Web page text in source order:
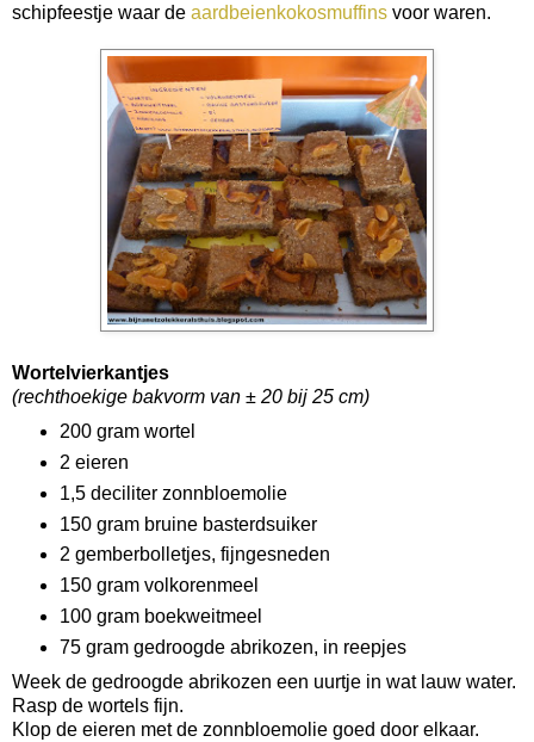
schipfeestje waar de aardbeienkokosmuffins voor waren.
Wortelvierkantjes
(rechthoekige bakvorm van ± 20 bij 25 cm)
200 gram wortel
2 eieren
1,5 deciliter zonnbloemolie
150 gram bruine basterdsuiker
2 gemberbolletjes, fijngesneden
150 gram volkorenmeel
100 gram boekweitmeel
75 gram gedroogde abrikozen, in reepjes
Week de gedroogde abrikozen een uurtje in wat lauw water.
Rasp de wortels fijn.
Klop de eieren met de zonnbloemolie goed door elkaar.